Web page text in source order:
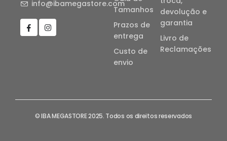
info@ibamegastore.com
Tamanhos
Prazos de
entrega
Custo de
envio
devolução e
garantia
Livro de
Reclamações
© IBA MEGASTORE 2025. Todos os direitos reservados